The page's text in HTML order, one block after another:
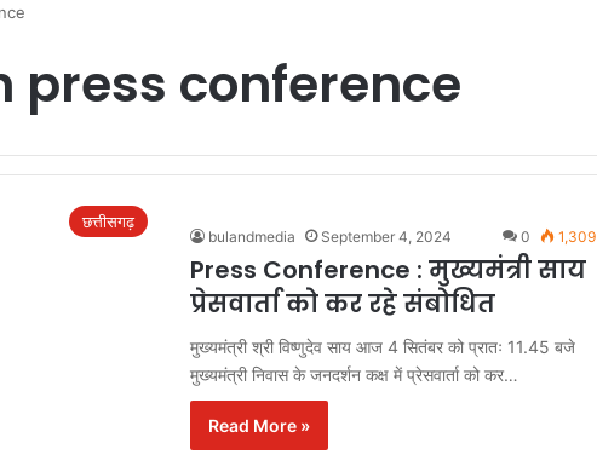
press conference
छत्तीसगढ़
bulandmedia September 4, 2024 0 1,309
Press Conference : मुख्यमंत्री साय
प्रेसवार्ता को कर रहे संबोधित
मुख्यमंत्री श्री विष्णुदेव साय आज 4 सितंबर को प्रातः 11.45 बजे
मुख्यमंत्री निवास के जनदर्शन कक्ष में प्रेसवार्ता को कर…
Read More »